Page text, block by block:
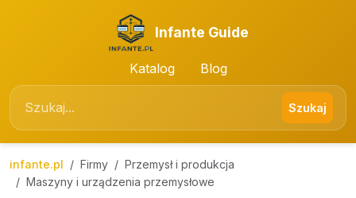
Infante Guide
Katalog Blog
Szukaj
infante.pl Firmy
Przemysł i produkcja
Maszyny i urządzenia przemysłowe